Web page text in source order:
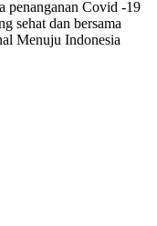
penanganan Covid -19
sehat dan bersama
Menuju Indonesia